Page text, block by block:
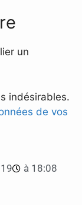
un
indésirables.
de vos
à 18:08